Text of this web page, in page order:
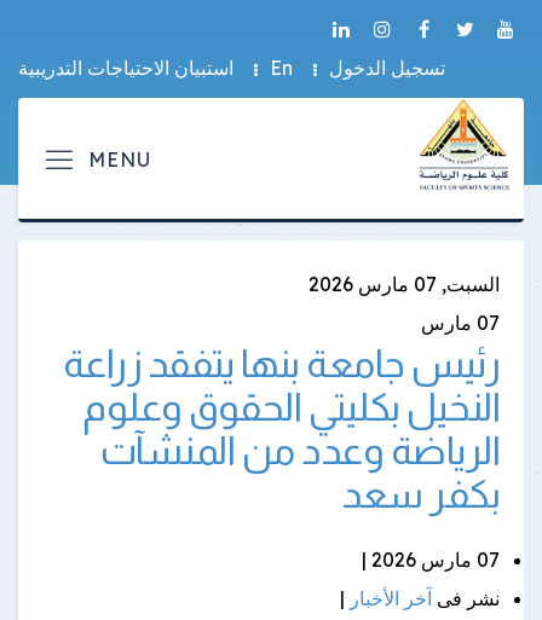
تسجيل الدخول En استبيان الاحتياجات التدريبية
السبت, 07 مارس 2026
07 مارس
رئيس جامعة بنها يتفقد زراعة
النخيل بكليتي الحقوق وعلوم
الرياضة وعدد من المنشآت
بكفر سعد
07 مارس 2026 |
نشر فى آخر الأخبار |